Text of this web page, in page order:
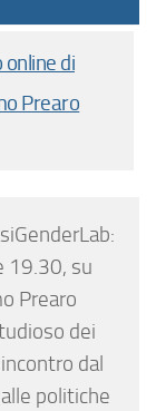
di
Prearo
19.30, su
Prearo
dei
dal
politiche